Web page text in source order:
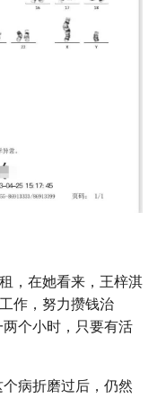
，在她看来，王梓淇
作，努力攒钱治
个小时，只要有活
病折磨过后，仍然